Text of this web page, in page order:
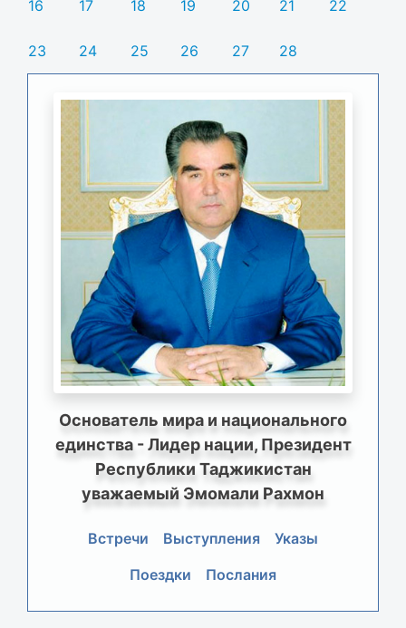
16 17 18 19 20 21 22
23 24 25 26 27 28
Основатель мира и национального
единства - Лидер нации, Президент
Республики Таджикистан
уважаемый Эмомали Рахмон
Встречи Выступления
Указы
Поездки
Послания